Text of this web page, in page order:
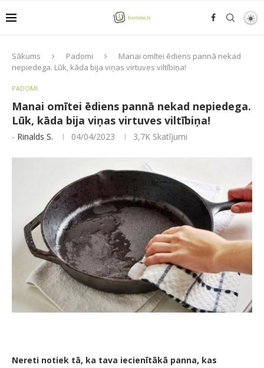
Sākums Padomi
Manai omītei ēdiens pannā nekad
nepiedega. Lūk, kāda bija viņas virtuves viltībiņa!
PADOMI
Manai omītei ēdiens pannā nekad nepiedega.
Lūk, kāda bija viņas virtuves viltībiņa!
- Rinalds S. 04/04/2023 3,7K Skatījumi
Nereti notiek tā, ka tava iecienītākā panna, kas